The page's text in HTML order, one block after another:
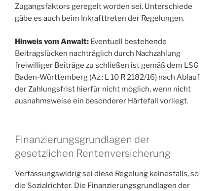
Zugangsfaktors geregelt worden sei. Unterschiede
gäbe es auch beim Inkrafttreten der Regelungen.
Hinweis vom Anwalt: Eventuell bestehende
Beitragslücken nachträglich durch Nachzahlung
freiwilliger Beiträge zu schließen ist gemäß dem LSG
Baden-Württemberg (Az.: L 10 R 2182/16) nach Ablauf
der Zahlungsfrist hierfür nicht möglich, wenn nicht
ausnahmsweise ein besonderer Härtefall vorliegt.
Finanzierungsgrundlagen der
gesetzlichen Rentenversicherung
Verfassungswidrig sei diese Regelung keinesfalls, so
die Sozialrichter. Die Finanzierungsgrundlagen der